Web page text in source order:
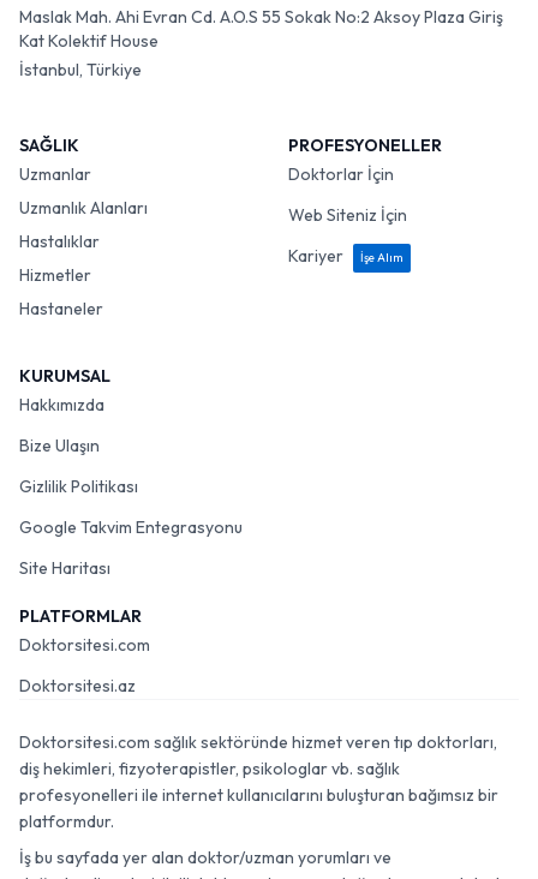
Maslak Mah. Ahi Evran Cd. A.O.S 55 Sokak No:2 Aksoy Plaza Giriş
Kat Kolektif House
İstanbul, Türkiye
SAĞLIK
Uzmanlar
Uzmanlık Alanları
Hastalıklar
Hizmetler
Hastaneler
PROFESYONELLER
Doktorlar İçin
Web Siteniz İçin
Kariyer
İşe Alım
KURUMSAL
Hakkımızda
Bize Ulaşın
Gizlilik Politikası
Google Takvim Entegrasyonu
Site Haritası
PLATFORMLAR
Doktorsitesi.com
Doktorsitesi.az
Doktorsitesi.com sağlık sektöründe hizmet veren tıp doktorları,
diş hekimleri, fizyoterapistler, psikologlar vb. sağlık
profesyonelleri ile internet kullanıcılarını buluşturan bağımsız bir
platformdur.
İş bu sayfada yer alan doktor/uzman yorumları ve